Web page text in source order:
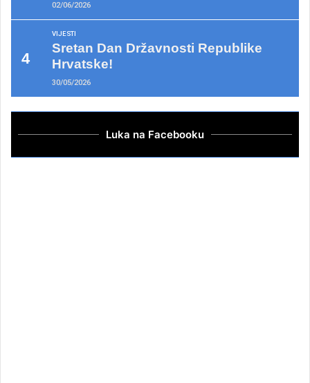
02/06/2026
VIJESTI
Sretan Dan Državnosti Republike
Hrvatske!
30/05/2026
Luka na Facebooku